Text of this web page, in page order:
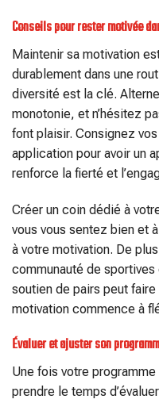
Conseils pour rester motivée
Maintenir sa motivation
durablement dans une
diversité est la clé.
monotonie, et n’hésitez
font plaisir. Consignez
application pour avoir un
renforce la fierté et
Créer un coin dédié à
vous vous sentez bien et
à votre motivation. De
communauté de
soutien de pairs peut
motivation commence à
Évaluer et ajuster son
Une fois votre
prendre le temps